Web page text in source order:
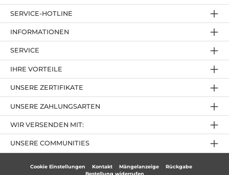
SERVICE-HOTLINE
IHRE VORTEILE
UNSERE ZAHLUNGSARTEN
UNSERE ZERTIFIKATE
INFORMATIONEN
SERVICE
UNSERE COMMUNITIES
WIR VERSENDEN MIT:
Cookie Einstellungen Kontakt Mängelanzeige
Rückgabe
Bestellung widerrufen